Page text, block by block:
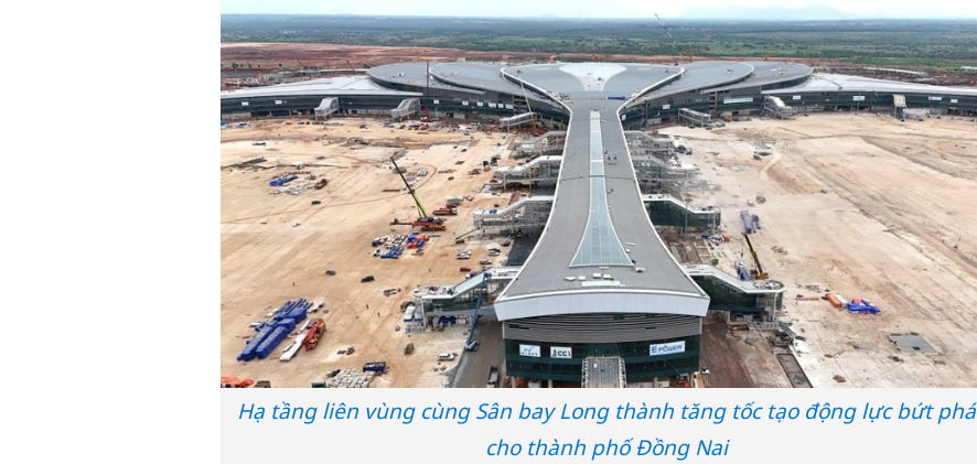
Hạ tầng liên vùng cùng Sân bay Long thành tăng tốc tạo động lực bứt phá
cho thành phố Đồng Nai